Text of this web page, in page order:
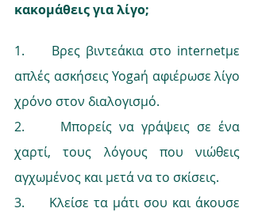
κακομάθεις για λίγο;
1.     Βρες βιντεάκια στο internetμε
απλές ασκήσεις Yogaή αφιέρωσε λίγο
χρόνο στον διαλογισμό.
2.     Μπορείς να γράψεις σε ένα
χαρτί, τους λόγους που νιώθεις
αγχωμένος και μετά να το σκίσεις.
3.     Κλείσε τα μάτι σου και άκουσε